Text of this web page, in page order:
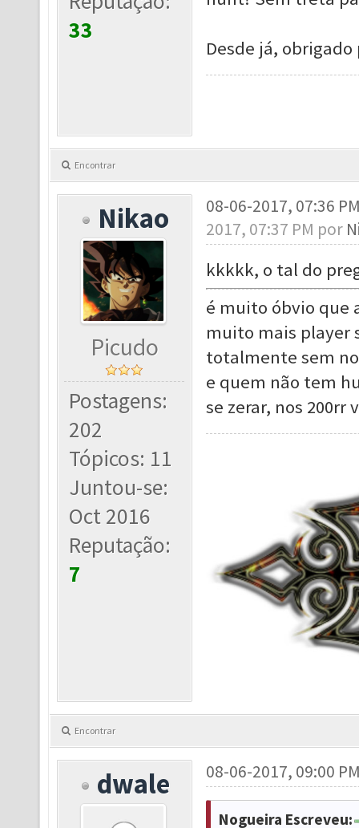
33
Desde já,
Encontrar
Nikao
Picudo
Postagens:
202
Tópicos: 11
Juntou-se:
Oct 2016
Reputação:
7
08-06-2017, 07:36
2017, 07:37 PM por
kkkkk, o tal do
é muito óbvio que
muito mais player
totalmente sem
e quem não tem
se zerar, nos
Encontrar
dwale 08-06-2017, 09:00
Nogueira Escreveu: